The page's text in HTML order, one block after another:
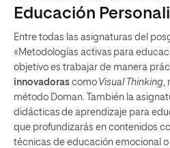
Educación
Entre todas las asignaturas del
«Metodologías activas para
objetivo es trabajar de manera
innovadoras como Visual Thinking,
método Doman. También la
didácticas de aprendizaje para
que profundizarás en contenidos
técnicas de educación emocional